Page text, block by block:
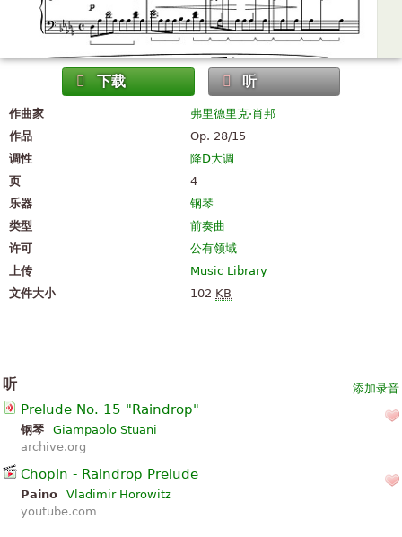
下载 听
作曲家
弗里德里克·肖邦
作品
Op. 28/15
调性
降D大调
页
4
乐器
钢琴
类型
前奏曲
许可
公有领域
上传
Music Library
文件大小
102 KB
添加录音
听
Prelude No. 15 "Raindrop"
钢琴
Giampaolo Stuani
archive.org
Chopin - Raindrop Prelude
Paino
Vladimir Horowitz
youtube.com